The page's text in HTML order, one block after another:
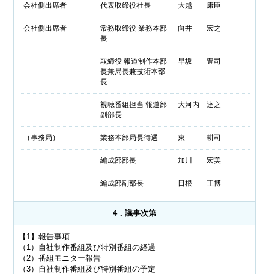
会社側出席者 代表取締役社長 大越 康臣
会社側出席者
常務取締役 業務本部
長
向井 宏之
取締役 報道制作本部
長兼局長兼技術本部
長
早坂 豊司
視聴番組担当 報道部
副部長
大河内 達之
（事務局） 業務本部局長待遇 東 耕司
編成部部長 加川 宏美
編成部副部長 日根 正博
4．議事次第
【1】報告事項
（1）自社制作番組及び特別番組の経過
（2）番組モニター報告
（3）自社制作番組及び特別番組の予定